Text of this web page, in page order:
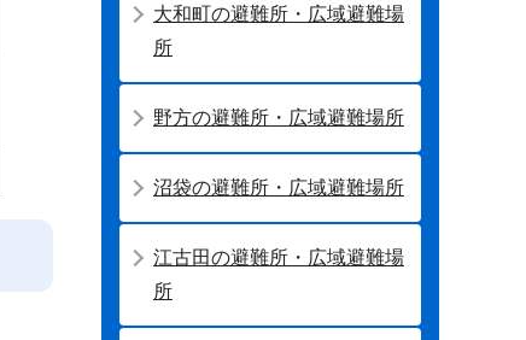
大和町の避難所・広域避難場
所
野方の避難所・広域避難場所
沼袋の避難所・広域避難場所
江古田の避難所・広域避難場
所